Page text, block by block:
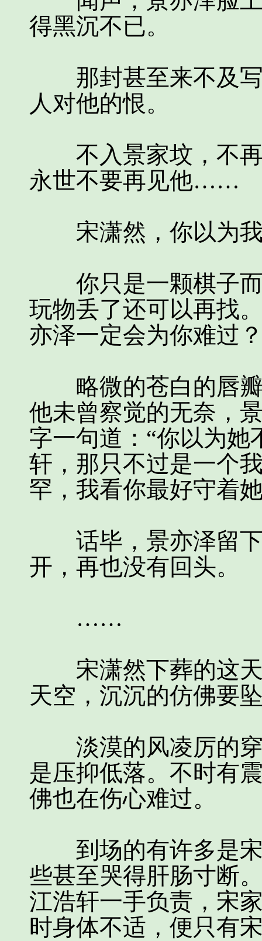
得黑沉不已。
那封甚至来不及写
人对他的恨。
不入景家坟，不再
永世不要再见他……
宋潇然，你以为我
你只是一颗棋子而
玩物丢了还可以再找
亦泽一定会为你难过
略微的苍白的唇瓣
他未曾察觉的无奈，
字一句道：“你以为
轩，那只不过是一个
罕，我看你最好守着
话毕，景亦泽留下
开，再也没有回头。
……
宋潇然下葬的这天
天空，沉沉的仿佛要
淡漠的风凌厉的穿
是压抑低落。不时有
佛也在伤心难过。
到场的有许多是宋
些甚至哭得肝肠寸断
江浩轩一手负责，宋
时身体不适，便只有